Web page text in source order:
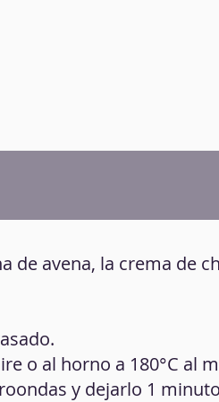
de avena, la crema de
o al horno a 180°C al
y dejarlo 1